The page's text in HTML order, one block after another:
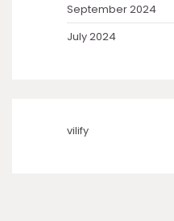
September 2024
July 2024
vilify